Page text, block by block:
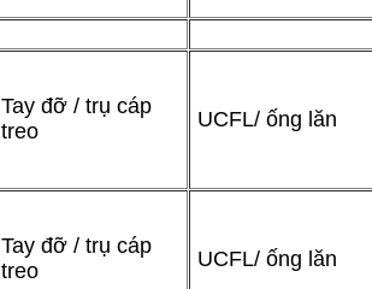
Tay đỡ / trụ cáp
treo
UCFL/ ống lăn
Tay đỡ / trụ cáp
treo
UCFL/ ống lăn